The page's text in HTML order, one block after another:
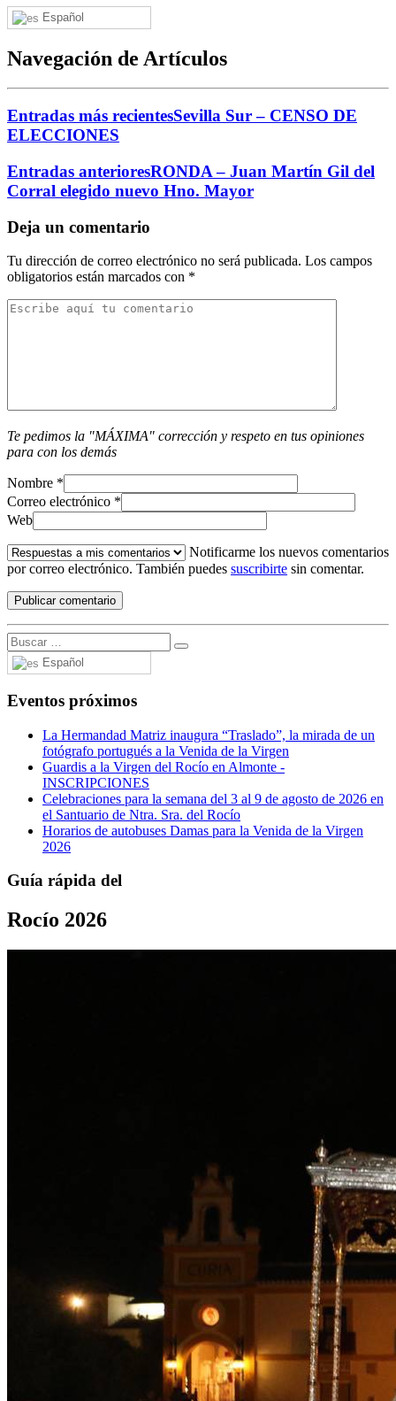
Español
Navegación de Artículos
Entradas más recientesSevilla Sur – CENSO DE
ELECCIONES
Entradas anterioresRONDA – Juan Martín Gil del
Corral elegido nuevo Hno. Mayor
Deja un comentario
Tu dirección de correo electrónico no será publicada. Los campos
obligatorios están marcados con *
Te pedimos la "MÁXIMA" corrección y respeto en tus opiniones
para con los demás
Nombre *
Correo electrónico *
Web
Notificarme los nuevos comentarios
por correo electrónico. También puedes suscribirte sin comentar.
Español
Eventos próximos
La Hermandad Matriz inaugura “Traslado”, la mirada de un
fotógrafo portugués a la Venida de la Virgen
Guardis a la Virgen del Rocío en Almonte -
INSCRIPCIONES
Celebraciones para la semana del 3 al 9 de agosto de 2026 en
el Santuario de Ntra. Sra. del Rocío
Horarios de autobuses Damas para la Venida de la Virgen
2026
Guía rápida del
Rocío 2026